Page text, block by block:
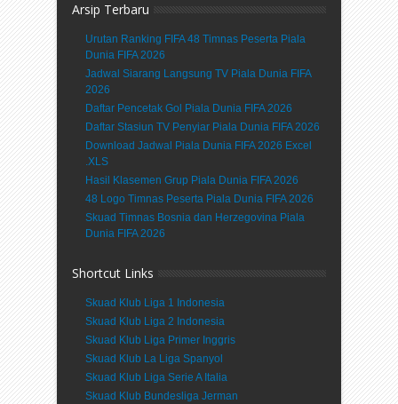
Arsip Terbaru
Urutan Ranking FIFA 48 Timnas Peserta Piala
Dunia FIFA 2026
Jadwal Siarang Langsung TV Piala Dunia FIFA
2026
Daftar Pencetak Gol Piala Dunia FIFA 2026
Daftar Stasiun TV Penyiar Piala Dunia FIFA 2026
Download Jadwal Piala Dunia FIFA 2026 Excel
.XLS
Hasil Klasemen Grup Piala Dunia FIFA 2026
48 Logo Timnas Peserta Piala Dunia FIFA 2026
Skuad Timnas Bosnia dan Herzegovina Piala
Dunia FIFA 2026
Shortcut Links
Skuad Klub Liga 1 Indonesia
Skuad Klub Liga 2 Indonesia
Skuad Klub Liga Primer Inggris
Skuad Klub La Liga Spanyol
Skuad Klub Liga Serie A Italia
Skuad Klub Bundesliga Jerman